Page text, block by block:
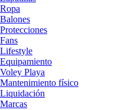
Ropa
Balones
Protecciones
Fans
Lifestyle
Equipamiento
Voley Playa
Mantenimiento físico
Liquidación
Marcas